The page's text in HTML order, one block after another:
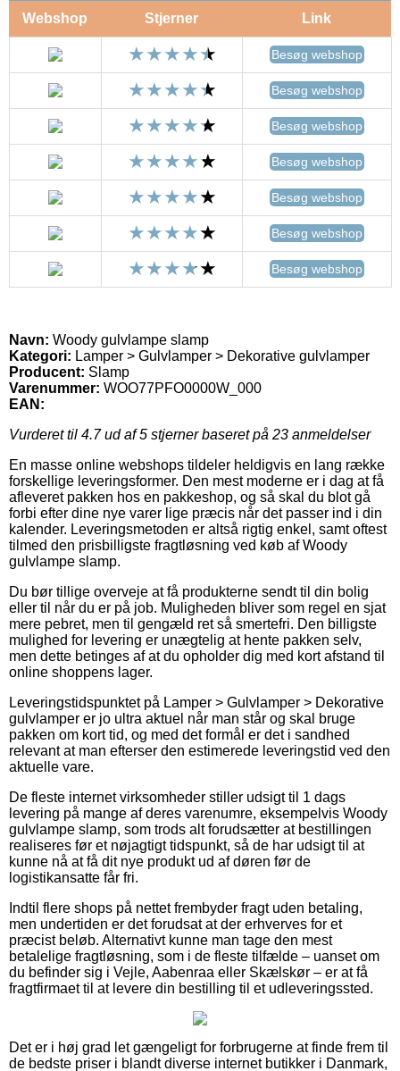
Webshop Stjerner Link
Besøg webshop
Besøg webshop
Besøg webshop
Besøg webshop
Besøg webshop
Besøg webshop
Besøg webshop
Navn: Woody gulvlampe slamp
Kategori: Lamper > Gulvlamper > Dekorative gulvlamper
Producent: Slamp
Varenummer: WOO77PFO0000W_000
EAN:
Vurderet til 4.7ud af 5 stjerner baseret på 23 anmeldelser
En masse online webshops tildeler heldigvis en lang række
forskellige leveringsformer. Den mest moderne er i dag at få
afleveret pakken hos en pakkeshop, og så skal du blot gå
forbi efter dine nye varer lige præcis når det passer ind i din
kalender. Leveringsmetoden er altså rigtig enkel, samt oftest
tilmed den prisbilligste fragtløsning ved køb af Woody
gulvlampe slamp.
Du bør tillige overveje at få produkterne sendt til din bolig
eller til når du er på job. Muligheden bliver som regel en sjat
mere pebret, men til gengæld ret så smertefri. Den billigste
mulighed for levering er unægtelig at hente pakken selv,
men dette betinges af at du opholder dig med kort afstand til
online shoppens lager.
Leveringstidspunktet på Lamper > Gulvlamper > Dekorative
gulvlamper er jo ultra aktuel når man står og skal bruge
pakken om kort tid, og med det formål er det i sandhed
relevant at man efterser den estimerede leveringstid ved den
aktuelle vare.
De fleste internet virksomheder stiller udsigt til 1 dags
levering på mange af deres varenumre, eksempelvis Woody
gulvlampe slamp, som trods alt forudsætter at bestillingen
realiseres før et nøjagtigt tidspunkt, så de har udsigt til at
kunne nå at få dit nye produkt ud af døren før de
logistikansatte får fri.
Indtil flere shops på nettet frembyder fragt uden betaling,
men undertiden er det forudsat at der erhverves for et
præcist beløb. Alternativt kunne man tage den mest
betalelige fragtløsning, som i de fleste tilfælde – uanset om
du befinder sig i Vejle, Aabenraa eller Skælskør – er at få
fragtfirmaet til at levere din bestilling til et udleveringssted.
Det er i høj grad let gængeligt for forbrugerne at finde frem til
de bedste priser i blandt diverse internet butikker i Danmark,